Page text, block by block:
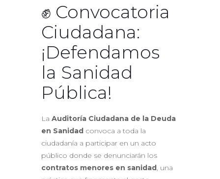
✊ Convocatoria
Ciudadana:
¡Defendamos
la Sanidad
Pública!
La Auditoría Ciudadana de la Deuda
en Sanidad convoca a toda la
ciudadanía a participar en un acto
público donde se denunciarán los
contratos menores en sanidad, una